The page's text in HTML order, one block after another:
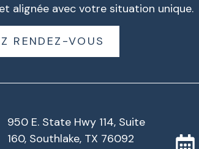
alignée avec votre situation unique.
RENDEZ-VOUS
950 E. State Hwy 114, Suite
160, Southlake, TX 76092